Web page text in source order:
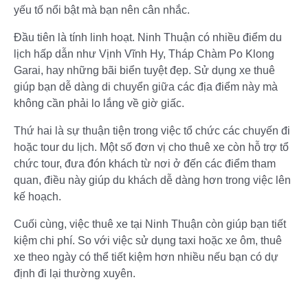
yếu tố nổi bật mà bạn nên cân nhắc.
Đầu tiên là tính linh hoạt. Ninh Thuận có nhiều điểm du
lịch hấp dẫn như Vịnh Vĩnh Hy, Tháp Chàm Po Klong
Garai, hay những bãi biển tuyệt đẹp. Sử dụng xe thuê
giúp bạn dễ dàng di chuyển giữa các địa điểm này mà
không cần phải lo lắng về giờ giấc.
Thứ hai là sự thuận tiện trong việc tổ chức các chuyến đi
hoặc tour du lịch. Một số đơn vị cho thuê xe còn hỗ trợ tổ
chức tour, đưa đón khách từ nơi ở đến các điểm tham
quan, điều này giúp du khách dễ dàng hơn trong việc lên
kế hoạch.
Cuối cùng, việc thuê xe tại Ninh Thuận còn giúp bạn tiết
kiệm chi phí. So với việc sử dụng taxi hoặc xe ôm, thuê
xe theo ngày có thể tiết kiệm hơn nhiều nếu bạn có dự
định đi lại thường xuyên.